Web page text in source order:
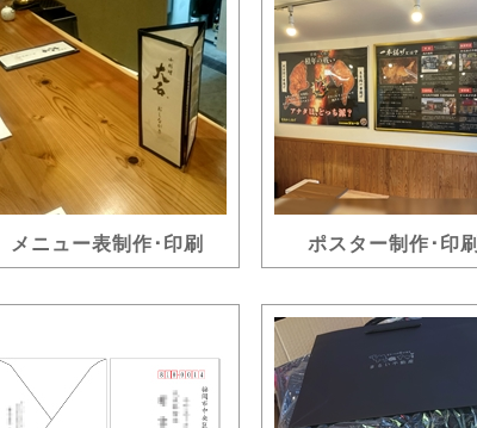
メニュー表制作･印刷 ポスター制作･印刷